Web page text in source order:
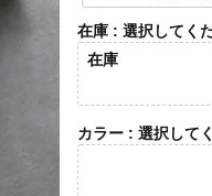
在庫
選択してく
在庫
カラー 選択して